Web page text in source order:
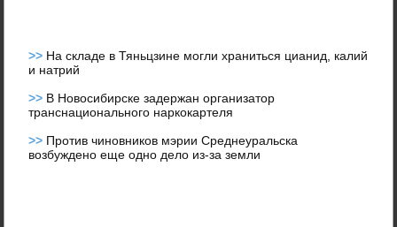
>> На складе в Тяньцзине могли храниться цианид, калий
и натрий
>> В Новосибирске задержан организатор
транснационального наркокартеля
>> Против чиновников мэрии Среднеуральска
возбуждено еще одно дело из-за земли